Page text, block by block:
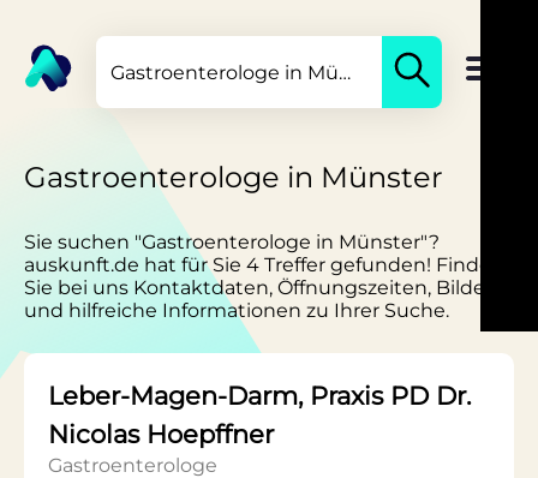
Gastroenterologe in Münster
Sie suchen "Gastroenterologe in Münster"?
auskunft.de hat für Sie 4 Treffer gefunden! Finden
Sie bei uns Kontaktdaten, Öffnungszeiten, Bilder
und hilfreiche Informationen zu Ihrer Suche.
Leber-Magen-Darm, Praxis PD Dr.
Nicolas Hoepffner
Gastroenterologe